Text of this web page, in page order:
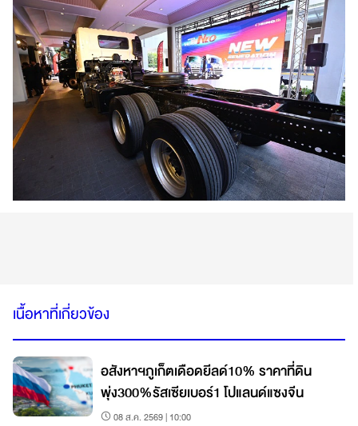
เนื้อหาที่เกี่ยวข้อง
อสังหาฯภูเก็ตเดือดยีลด์10% ราคาที่ดิน
พุ่ง300%รัสเซียเบอร์1 โปแลนด์แซงจีน
08 ส.ค. 2569 | 10:00